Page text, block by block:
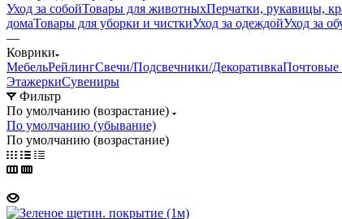
Уход за собойТовары для животныхПерчатки, рукавицы,
домаТовары для уборки и чисткиУход за одеждойУход за
—
Коврики
МебельРейлингСвечи/Подсвечники/ДекоративкаПочтовые
ЭтажеркиСувениры
Фильтр
По умолчанию (возрастание)
По умолчанию (убывание)
По умолчанию (возрастание)